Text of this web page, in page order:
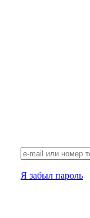
Я забыл пароль